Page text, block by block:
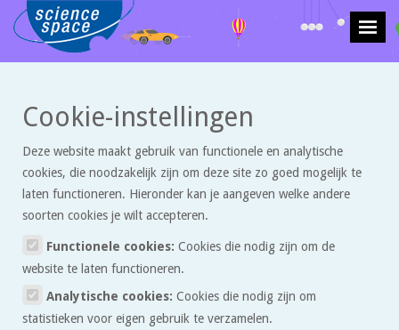
Krachten en beweging > Artikelen
Hoe een wc-rol je kan
verrassen
Isabelle houdt van naaien en knutselen en kreeg van haar oma een
kluwen garen. Het garen was nogal los opgewonden. Om te
voorkomen dat de kluwen in de war zou raken maakte zij van een
wc-rol en twee uitgeknipte rondjes karton een klos om het garen
Cookie-instellingen
Deze website maakt gebruik van functionele en analytische
cookies, die noodzakelijk zijn om deze site zo goed mogelijk te
laten functioneren. Hieronder kan je aangeven welke andere
soorten cookies je wilt accepteren.
Functionele cookies: Cookies die nodig zijn om de
website te laten functioneren.
Analytische cookies: Cookies die nodig zijn om
statistieken voor eigen gebruik te verzamelen.